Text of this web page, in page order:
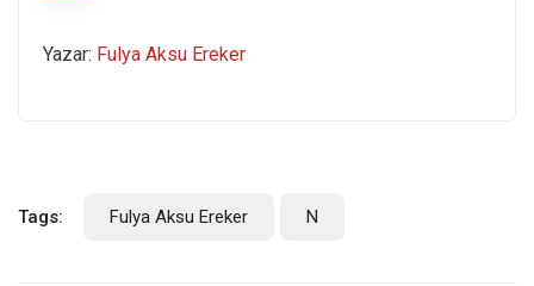
Yazar: Fulya Aksu Ereker
Tags: Fulya Aksu Ereker N